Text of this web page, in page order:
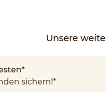
Unsere
sichern!*